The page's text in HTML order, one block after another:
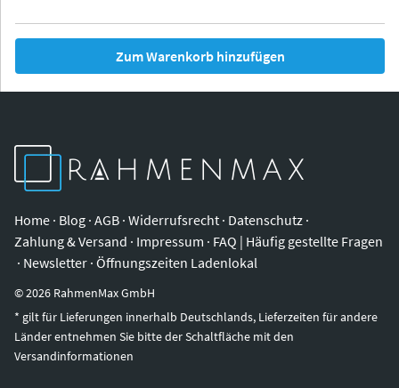
Zum Warenkorb hinzufügen
Home · Blog · AGB · Widerrufsrecht · Datenschutz ·
Zahlung & Versand · Impressum · FAQ | Häufig gestellte Fragen
· Newsletter · Öffnungszeiten Ladenlokal
©2026 RahmenMax GmbH
* gilt für Lieferungen innerhalb Deutschlands, Lieferzeiten für andere
Länder entnehmen Sie bitte der Schaltfläche mit den
Versandinformationen